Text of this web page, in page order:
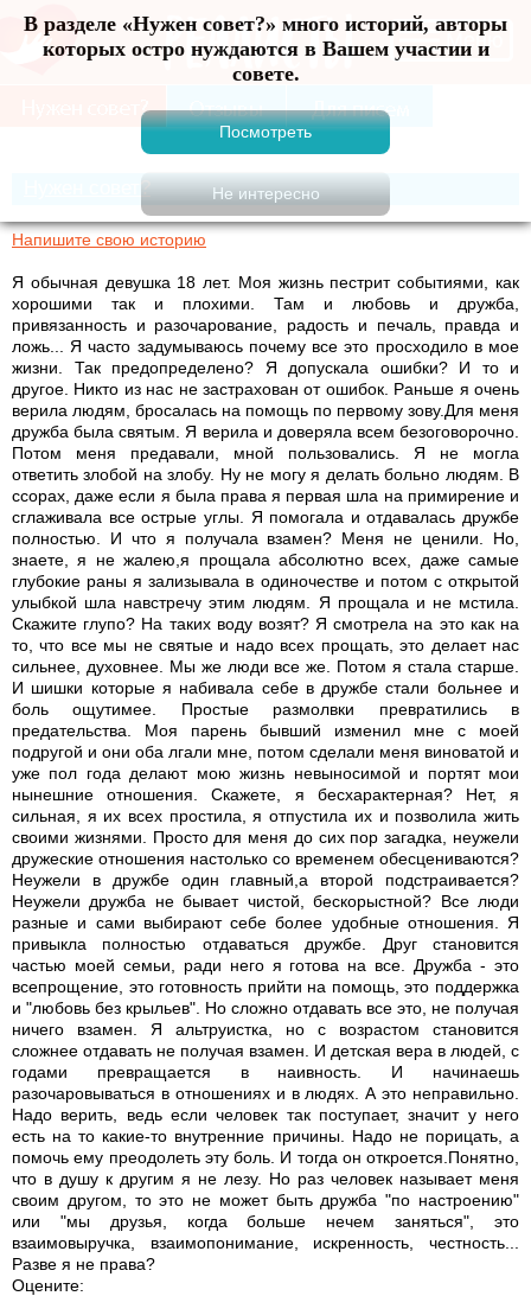
В разделе «Нужен совет?» много историй, авторы
которых остро нуждаются в Вашем участии и
совете.
Меню
Нужен совет?
Напишите свою историю
Я обычная девушка 18 лет. Моя жизнь пестрит событиями, как
хорошими так и плохими. Там и любовь и дружба,
привязанность и разочарование, радость и печаль, правда и
ложь... Я часто задумываюсь почему все это просходило в мое
жизни. Так предопределено? Я допускала ошибки? И то и
другое. Никто из нас не застрахован от ошибок. Раньше я очень
верила людям, бросалась на помощь по первому зову.Для меня
дружба была святым. Я верила и доверяла всем безоговорочно.
Потом меня предавали, мной пользовались. Я не могла
ответить злобой на злобу. Ну не могу я делать больно людям. В
ссорах, даже если я была права я первая шла на примирение и
сглаживала все острые углы. Я помогала и отдавалась дружбе
полностью. И что я получала взамен? Меня не ценили. Но,
знаете, я не жалею,я прощала абсолютно всех, даже самые
глубокие раны я зализывала в одиночестве и потом с открытой
улыбкой шла навстречу этим людям. Я прощала и не мстила.
Скажите глупо? На таких воду возят? Я смотрела на это как на
то, что все мы не святые и надо всех прощать, это делает нас
сильнее, духовнее. Мы же люди все же. Потом я стала старше.
И шишки которые я набивала себе в дружбе стали больнее и
боль ощутимее. Простые размолвки превратились в
предательства. Моя парень бывший изменил мне с моей
подругой и они оба лгали мне, потом сделали меня виноватой и
уже пол года делают мою жизнь невыносимой и портят мои
нынешние отношения. Скажете, я бесхарактерная? Нет, я
сильная, я их всех простила, я отпустила их и позволила жить
своими жизнями. Просто для меня до сих пор загадка, неужели
дружеские отношения настолько со временем обесцениваются?
Неужели в дружбе один главный,а второй подстраивается?
Неужели дружба не бывает чистой, бескорыстной? Все люди
разные и сами выбирают себе более удобные отношения. Я
привыкла полностью отдаваться дружбе. Друг становится
частью моей семьи, ради него я готова на все. Дружба - это
всепрощение, это готовность прийти на помощь, это поддержка
и "любовь без крыльев". Но сложно отдавать все это, не получая
ничего взамен. Я альтруистка, но с возрастом становится
сложнее отдавать не получая взамен. И детская вера в людей, с
годами превращается в наивность. И начинаешь
разочаровываться в отношениях и в людях. А это неправильно.
Надо верить, ведь если человек так поступает, значит у него
есть на то какие-то внутренние причины. Надо не порицать, а
помочь ему преодолеть эту боль. И тогда он откроется.Понятно,
что в душу к другим я не лезу. Но раз человек называет меня
своим другом, то это не может быть дружба "по настроению"
или "мы друзья, когда больше нечем заняться", это
взаимовыручка, взаимопонимание, искренность, честность...
Разве я не права?
Оцените: